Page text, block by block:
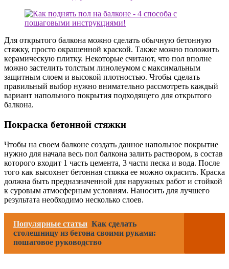
Для открытого балкона можно сделать обычную бетонную
стяжку, просто окрашенной краской. Также можно положить
керамическую плитку. Некоторые считают, что пол вполне
можно застелить толстым линолеумом с максимальным
защитным слоем и высокой плотностью. Чтобы сделать
правильный выбор нужно внимательно рассмотреть каждый
вариант напольного покрытия подходящего для открытого
балкона.
Покраска бетонной стяжки
Чтобы на своем балконе создать данное напольное покрытие
нужно для начала весь пол балкона залить раствором, в состав
которого входит 1 часть цемента, 3 части песка и вода. После
того как высохнет бетонная стяжка ее можно окрасить. Краска
должна быть предназначенной для наружных работ и стойкой
к суровым атмосферным условиям. Наносить для лучшего
результата необходимо несколько слоев.
Популярные статьи Как сделать
столешницу из бетона своими руками:
пошаговое руководство